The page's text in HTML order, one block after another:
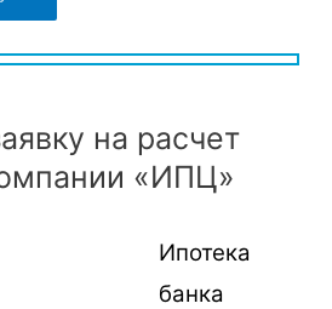
на расчет
«ИПЦ»
Ипотека
банка